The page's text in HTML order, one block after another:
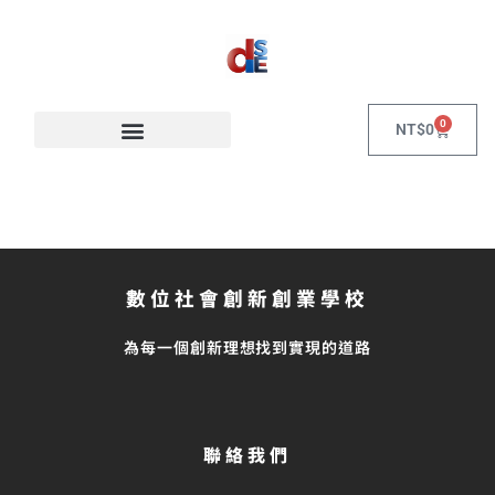
NT$0 0
數位社會創新創業學校
為每一個創新理想找到實現的道路
聯絡我們